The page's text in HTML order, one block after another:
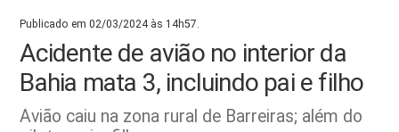
Publicado em 02/03/2024 às 14h57.
Acidente de avião no interior da
Bahia mata 3, incluindo pai e filho
Avião caiu na zona rural de Barreiras; além do